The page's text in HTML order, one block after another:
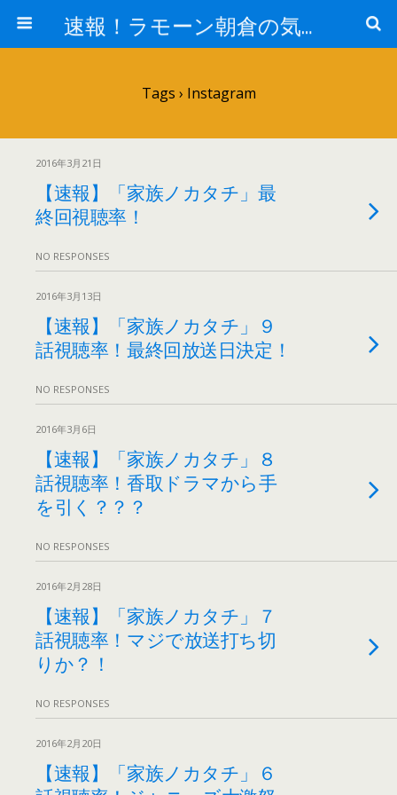
速報！ラモーン朝倉の気になるトレンド！
Tags › Instagram
2016年3月21日
【速報】「家族ノカタチ」最
終回視聴率！
NO RESPONSES
2016年3月13日
【速報】「家族ノカタチ」９
話視聴率！最終回放送日決定！
NO RESPONSES
2016年3月6日
【速報】「家族ノカタチ」８
話視聴率！香取ドラマから手
を引く？？？
NO RESPONSES
2016年2月28日
【速報】「家族ノカタチ」７
話視聴率！マジで放送打ち切
りか？！
NO RESPONSES
2016年2月20日
【速報】「家族ノカタチ」６